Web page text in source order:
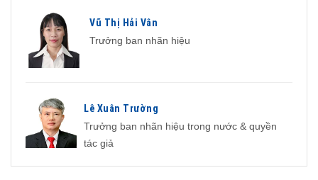
Vũ Thị Hải Vân
Trưởng ban nhãn hiệu
Lê Xuân Trường
Trưởng ban nhãn hiệu trong nước & quyền
tác giả